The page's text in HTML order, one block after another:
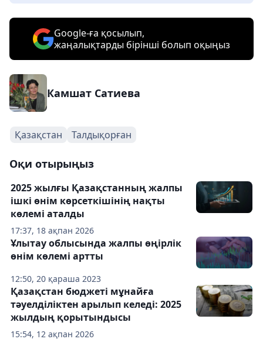
Google-ға қосылып,
жаңалықтарды бірінші болып оқыңыз
Камшат Сатиева
Қазақстан Талдықорған
Оқи отырыңыз
17:37, 18 ақпан 2026
2025 жылғы Қазақстанның жалпы
ішкі өнім көрсеткішінің нақты
көлемі аталды
12:50, 20 қараша 2023
Ұлытау облысында жалпы өңірлік
өнім көлемі артты
15:54, 12 ақпан 2026
Қазақстан бюджеті мұнайға
тәуелділіктен арылып келеді: 2025
жылдың қорытындысы